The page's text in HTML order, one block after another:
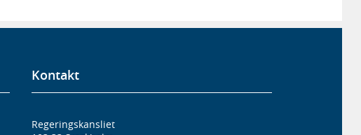
Kontakt
Regeringskansliet